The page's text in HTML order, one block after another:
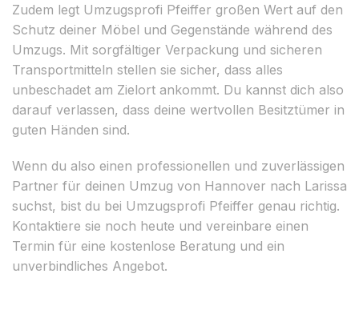
Zudem legt Umzugsprofi Pfeiffer großen Wert auf den
Schutz deiner Möbel und Gegenstände während des
Umzugs. Mit sorgfältiger Verpackung und sicheren
Transportmitteln stellen sie sicher, dass alles
unbeschadet am Zielort ankommt. Du kannst dich also
darauf verlassen, dass deine wertvollen Besitztümer in
guten Händen sind.
Wenn du also einen professionellen und zuverlässigen
Partner für deinen Umzug von Hannover nach Larissa
suchst, bist du bei Umzugsprofi Pfeiffer genau richtig.
Kontaktiere sie noch heute und vereinbare einen
Termin für eine kostenlose Beratung und ein
unverbindliches Angebot.